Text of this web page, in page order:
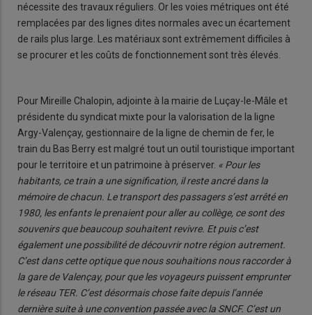
nécessite des travaux réguliers. Or les voies métriques ont été
remplacées par des lignes dites normales avec un écartement
de rails plus large. Les matériaux sont extrêmement difficiles à
se procurer et les coûts de fonctionnement sont très élevés.
Pour Mireille Chalopin, adjointe à la mairie de Luçay-le-Mâle et
présidente du syndicat mixte pour la valorisation de la ligne
Argy-Valençay, gestionnaire de la ligne de chemin de fer, le
train du Bas Berry est malgré tout un outil touristique important
pour le territoire et un patrimoine à préserver. « Pour les
habitants, ce train a une signification, il reste ancré dans la
mémoire de chacun. Le transport des passagers s’est arrêté en
1980, les enfants le prenaient pour aller au collège, ce sont des
souvenirs que beaucoup souhaitent revivre. Et puis c’est
également une possibilité de découvrir notre région autrement.
C’est dans cette optique que nous souhaitions nous raccorder à
la gare de Valençay, pour que les voyageurs puissent emprunter
le réseau TER. C’est désormais chose faite depuis l’année
dernière suite à une convention passée avec la SNCF. C’est un